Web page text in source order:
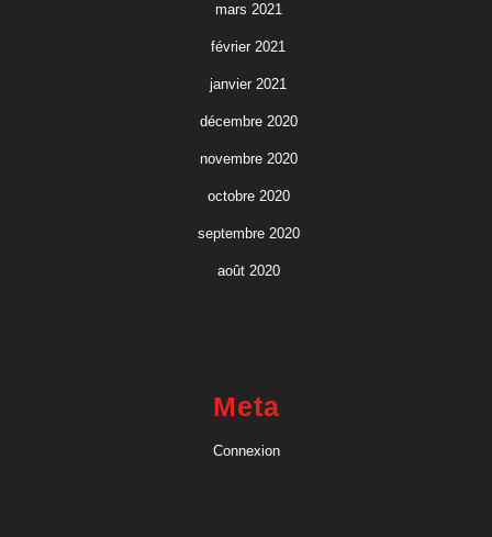
mars 2021
février 2021
janvier 2021
décembre 2020
novembre 2020
octobre 2020
septembre 2020
août 2020
Meta
Connexion